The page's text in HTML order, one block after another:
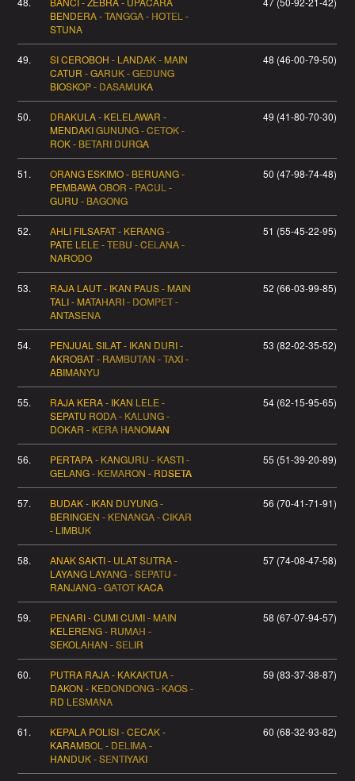
BENDERA - TANGGA - HOTEL -
STUNA
49.
SI CEROBOH - LANDAK - MAIN
CATUR - GARUK - GEDUNG
BIOSKOP - DASAMUKA
48 (46-00-79-50)
50.
DRAKULA - KELELAWAR -
MENDAKI GUNUNG - CETOK -
ROK - BETARI DURGA
49 (41-80-70-30)
51.
ORANG ESKIMO - BERUANG -
PEMBAWA OBOR - PACUL -
GURU - BAGONG
50 (47-98-74-48)
52.
AHLI FILSAFAT - KERANG -
PATE LELE - TEBU - CELANA -
NARODO
51 (55-45-22-95)
53.
RAJA LAUT - IKAN PAUS - MAIN
TALI - MATAHARI - DOMPET -
ANTASENA
52 (66-03-99-85)
54.
PENJUAL SILAT - IKAN DURI -
AKROBAT - RAMBUTAN - TAXI -
ABIMANYU
53 (82-02-35-52)
55.
RAJA KERA - IKAN LELE -
SEPATU RODA - KALUNG -
DOKAR - KERA HANOMAN
54 (62-15-95-65)
56.
PERTAPA - KANGURU - KASTI -
GELANG - KEMARON - RDSETA
55 (51-39-20-89)
57.
BUDAK - IKAN DUYUNG -
BERINGEN - KENANGA - CIKAR
- LIMBUK
56 (70-41-71-91)
58.
ANAK SAKTI - ULAT SUTRA -
LAYANG LAYANG - SEPATU -
RANJANG - GATOT KACA
57 (74-08-47-58)
59.
PENARI - CUMI CUMI - MAIN
KELERENG - RUMAH -
SEKOLAHAN - SELIR
58 (67-07-94-57)
60.
PUTRA RAJA - KAKAKTUA -
DAKON - KEDONDONG - KAOS -
RD LESMANA
59 (83-37-38-87)
61.
KEPALA POLISI - CECAK -
KARAMBOL - DELIMA -
HANDUK - SENTIYAKI
60 (68-32-93-82)